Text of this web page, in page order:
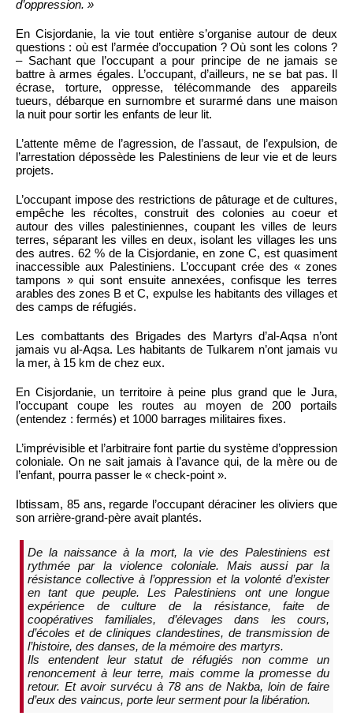
d’oppression. »
En Cisjordanie, la vie tout entière s’organise autour de deux
questions : où est l’armée d’occupation ? Où sont les colons ?
– Sachant que l’occupant a pour principe de ne jamais se
battre à armes égales. L’occupant, d’ailleurs, ne se bat pas. Il
écrase, torture, oppresse, télécommande des appareils
tueurs, débarque en surnombre et surarmé dans une maison
la nuit pour sortir les enfants de leur lit.
L’attente même de l’agression, de l’assaut, de l’expulsion, de
l’arrestation dépossède les Palestiniens de leur vie et de leurs
projets.
L’occupant impose des restrictions de pâturage et de cultures,
empêche les récoltes, construit des colonies au coeur et
autour des villes palestiniennes, coupant les villes de leurs
terres, séparant les villes en deux, isolant les villages les uns
des autres. 62 % de la Cisjordanie, en zone C, est quasiment
inaccessible aux Palestiniens. L’occupant crée des « zones
tampons » qui sont ensuite annexées, confisque les terres
arables des zones B et C, expulse les habitants des villages et
des camps de réfugiés.
Les combattants des Brigades des Martyrs d’al-Aqsa n’ont
jamais vu al-Aqsa. Les habitants de Tulkarem n’ont jamais vu
la mer, à 15 km de chez eux.
En Cisjordanie, un territoire à peine plus grand que le Jura,
l’occupant coupe les routes au moyen de 200 portails
(entendez : fermés) et 1000 barrages militaires fixes.
L’imprévisible et l’arbitraire font partie du système d’oppression
coloniale. On ne sait jamais à l’avance qui, de la mère ou de
l’enfant, pourra passer le « check-point ».
Ibtissam, 85 ans, regarde l’occupant déraciner les oliviers que
son arrière-grand-père avait plantés.
De la naissance à la mort, la vie des Palestiniens est
rythmée par la violence coloniale. Mais aussi par la
résistance collective à l’oppression et la volonté d’exister
en tant que peuple. Les Palestiniens ont une longue
expérience de culture de la résistance, faite de
coopératives familiales, d’élevages dans les cours,
d’écoles et de cliniques clandestines, de transmission de
l’histoire, des danses, de la mémoire des martyrs.
Ils entendent leur statut de réfugiés non comme un
renoncement à leur terre, mais comme la promesse du
retour. Et avoir survécu à 78 ans de Nakba, loin de faire
d’eux des vaincus, porte leur serment pour la libération.